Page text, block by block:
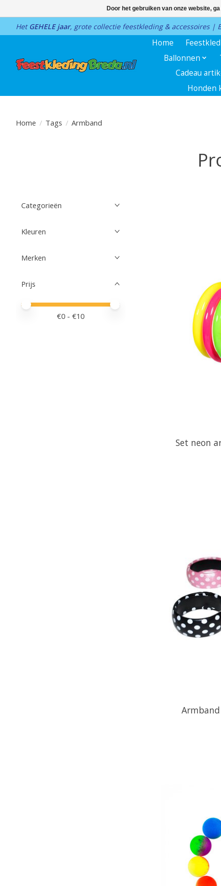
Het GEHELE jaar, grote collectie feestkleding & accessoires
Home
Ballonnen
Cadeau
Honden
Home / Tags / Armband
Categorieën
Kleuren
Merken
Prijs
Minimale prijswaarde
Price maximum value
€0 - €10
Set neon
Door het gebruiken van onze website,